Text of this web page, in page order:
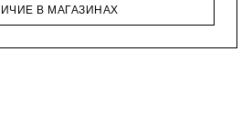
В МАГАЗИНАХ